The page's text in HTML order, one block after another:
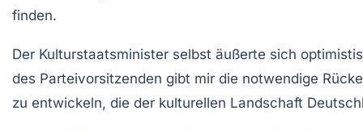
finden.
Der Kulturstaatsminister selbst äußerte sich
des Parteivorsitzenden gibt mir die notwendige
zu entwickeln, die der kulturellen Landschaft